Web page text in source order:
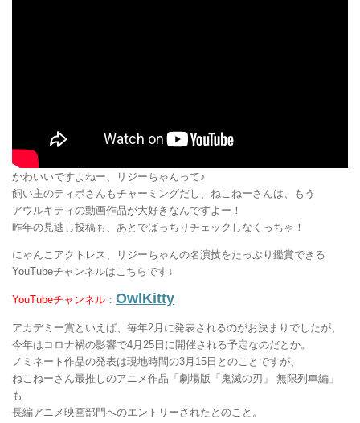
かわいいですよねー、リジーちゃんって♪
飼い主のティボさんもチャーミングだし、ねこねーさんは、もう
アウルキティの動画作品が大好きなんですよー！
昨年の見逃し投稿も、あとでばっちりチェックしなくっちゃ！
にゃんこアクトレス、リジーちゃんの名演技をたっぷり鑑賞できる
YouTubeチャンネルはこちらです↓
YouTubeチャンネル ： OwlKitty
アカデミー賞といえば、毎年2月に発表されるのがお決まりでしたが、
今年はコロナ禍の影響で4月25日に開催される予定なのだとか。
ノミネート作品の発表は現地時間の3月15日とのことですが、
ねこねーさん最推しのアニメ作品「劇場版「鬼滅の刃」 無限列車編」
も
長編アニメ映画部門へのエントリーされたとのこと。